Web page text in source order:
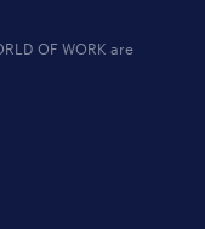
OF WORK are